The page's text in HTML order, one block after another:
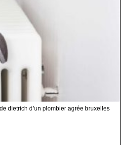
dietrich d’un plombier agrée bruxelles